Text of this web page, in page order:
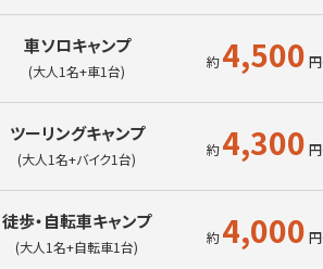
車ソロキャンプ
(大人1名+車1台) 4,500
ツーリングキャンプ
(大人1名+バイク1台) 4,300
徒歩・自転車キャンプ
(大人1名+自転車1台) 4,000